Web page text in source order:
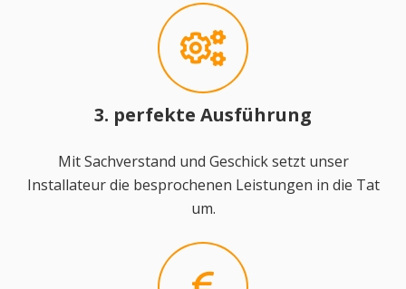
3. perfekte Ausführung
Mit Sachverstand und Geschick setzt unser
Installateur die besprochenen Leistungen in die Tat
um.